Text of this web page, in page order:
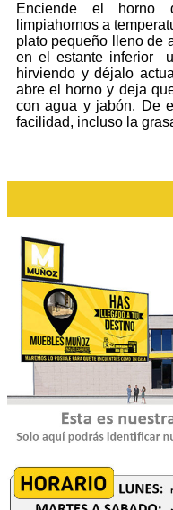
Enciende el horno
limpiahornos a
plato pequeño lleno de
en el estante inferior
hirviendo y déjalo
abre el horno y deja
con agua y jabón. De
facilidad, incluso la